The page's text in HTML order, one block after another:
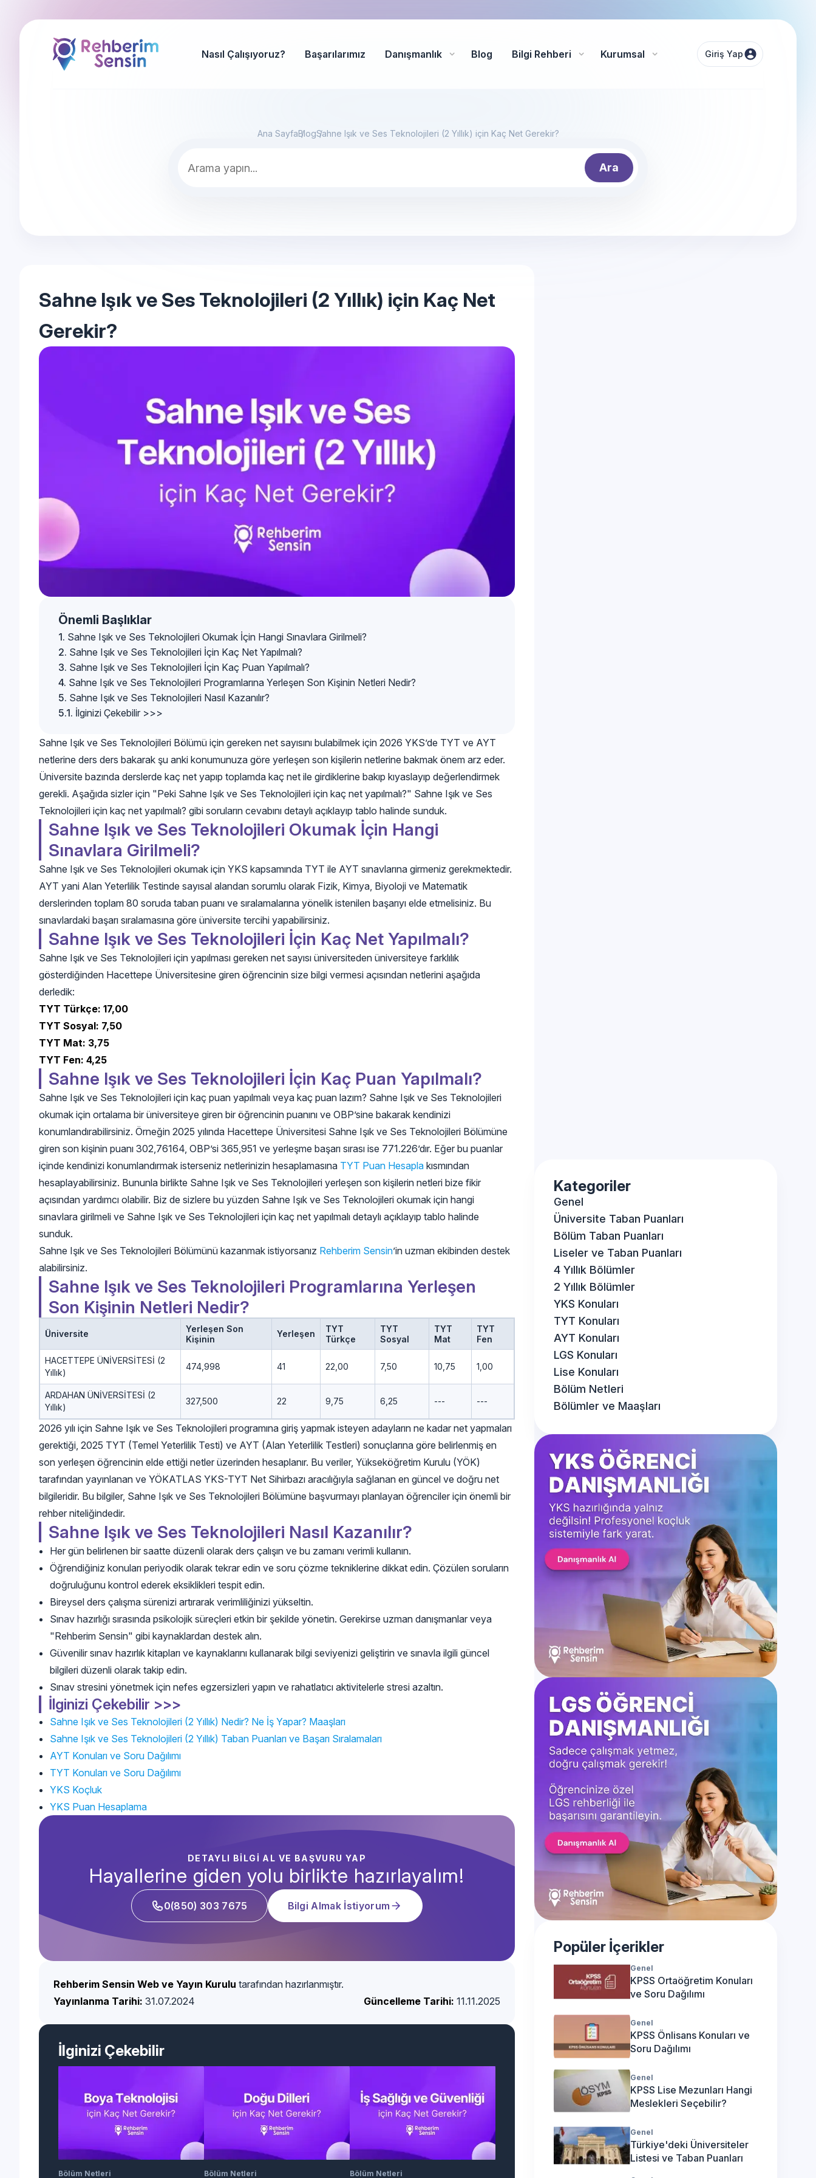
Nasıl Çalışıyoruz? Başarılarımız Danışmanlık Blog Bilgi Rehberi Kurumsal Giriş Yap
Ana SayfaBlogSahne Işık ve Ses Teknolojileri (2 Yıllık) için Kaç Net Gerekir?
Ara
Sahne Işık ve Ses Teknolojileri (2 Yıllık) için Kaç Net
Gerekir?
Önemli Başlıklar
Sahne Işık ve Ses Teknolojileri Okumak İçin Hangi Sınavlara Girilmeli?
Sahne Işık ve Ses Teknolojileri İçin Kaç Net Yapılmalı?
Sahne Işık ve Ses Teknolojileri İçin Kaç Puan Yapılmalı?
Sahne Işık ve Ses Teknolojileri Programlarına Yerleşen Son Kişinin Netleri Nedir?
Sahne Işık ve Ses Teknolojileri Nasıl Kazanılır?
İlginizi Çekebilir >>>
Sahne Işık ve Ses Teknolojileri Bölümü için gereken net sayısını bulabilmek için 2026 YKS’de TYT ve AYT
netlerine ders ders bakarak şu anki konumunuza göre yerleşen son kişilerin netlerine bakmak önem arz eder.
Üniversite bazında derslerde kaç net yapıp toplamda kaç net ile girdiklerine bakıp kıyaslayıp değerlendirmek
gerekli. Aşağıda sizler için "Peki Sahne Işık ve Ses Teknolojileri için kaç net yapılmalı?" Sahne Işık ve Ses
Teknolojileri için kaç net yapılmalı? gibi soruların cevabını detaylı açıklayıp tablo halinde sunduk.
Sahne Işık ve Ses Teknolojileri Okumak İçin Hangi
Sınavlara Girilmeli?
Sahne Işık ve Ses Teknolojileri okumak için YKS kapsamında TYT ile AYT sınavlarına girmeniz gerekmektedir.
AYT yani Alan Yeterlilik Testinde sayısal alandan sorumlu olarak Fizik, Kimya, Biyoloji ve Matematik
derslerinden toplam 80 soruda taban puanı ve sıralamalarına yönelik istenilen başarıyı elde etmelisiniz. Bu
sınavlardaki başarı sıralamasına göre üniversite tercihi yapabilirsiniz.
Sahne Işık ve Ses Teknolojileri İçin Kaç Net Yapılmalı?
Sahne Işık ve Ses Teknolojileri için yapılması gereken net sayısı üniversiteden üniversiteye farklılık
gösterdiğinden Hacettepe Üniversitesine giren öğrencinin size bilgi vermesi açısından netlerini aşağıda
derledik:
TYT Türkçe: 17,00
TYT Sosyal: 7,50
TYT Mat: 3,75
TYT Fen: 4,25
Sahne Işık ve Ses Teknolojileri İçin Kaç Puan Yapılmalı?
Sahne Işık ve Ses Teknolojileri için kaç puan yapılmalı veya kaç puan lazım? Sahne Işık ve Ses Teknolojileri
okumak için ortalama bir üniversiteye giren bir öğrencinin puanını ve OBP’sine bakarak kendinizi
konumlandırabilirsiniz. Örneğin 2025 yılında Hacettepe Üniversitesi Sahne Işık ve Ses Teknolojileri Bölümüne
giren son kişinin puanı 302,76164, OBP’si 365,951 ve yerleşme başarı sırası ise 771.226’dır. Eğer bu puanlar
içinde kendinizi konumlandırmak isterseniz netlerinizin hesaplamasına TYT Puan Hesapla kısmından
hesaplayabilirsiniz. Bununla birlikte Sahne Işık ve Ses Teknolojileri yerleşen son kişilerin netleri bize fikir
açısından yardımcı olabilir. Biz de sizlere bu yüzden Sahne Işık ve Ses Teknolojileri okumak için hangi
sınavlara girilmeli ve Sahne Işık ve Ses Teknolojileri için kaç net yapılmalı detaylı açıklayıp tablo halinde
sunduk.
Sahne Işık ve Ses Teknolojileri Bölümünü kazanmak istiyorsanız Rehberim Sensin’in uzman ekibinden destek
alabilirsiniz.
Sahne Işık ve Ses Teknolojileri Programlarına Yerleşen
Son Kişinin Netleri Nedir?
Üniversite
Yerleşen Son
Kişinin
Yerleşen
TYT
Türkçe
TYT
Sosyal
TYT
Mat
TYT
Fen
HACETTEPE ÜNİVERSİTESİ (2
Yıllık)
474,998 41 22,00 7,50 10,75 1,00
ARDAHAN ÜNİVERSİTESİ (2
Yıllık)
327,500 22 9,75 6,25 --- ---
2026 yılı için Sahne Işık ve Ses Teknolojileri programına giriş yapmak isteyen adayların ne kadar net yapmaları
gerektiği, 2025 TYT (Temel Yeterlilik Testi) ve AYT (Alan Yeterlilik Testleri) sonuçlarına göre belirlenmiş en
son yerleşen öğrencinin elde ettiği netler üzerinden hesaplanır. Bu veriler, Yükseköğretim Kurulu (YÖK)
tarafından yayınlanan ve YÖKATLAS YKS-TYT Net Sihirbazı aracılığıyla sağlanan en güncel ve doğru net
bilgileridir. Bu bilgiler, Sahne Işık ve Ses Teknolojileri Bölümüne başvurmayı planlayan öğrenciler için önemli bir
rehber niteliğindedir.
Sahne Işık ve Ses Teknolojileri Nasıl Kazanılır?
Her gün belirlenen bir saatte düzenli olarak ders çalışın ve bu zamanı verimli kullanın.
Öğrendiğiniz konuları periyodik olarak tekrar edin ve soru çözme tekniklerine dikkat edin. Çözülen soruların
doğruluğunu kontrol ederek eksiklikleri tespit edin.
Bireysel ders çalışma sürenizi artırarak verimliliğinizi yükseltin.
Sınav hazırlığı sırasında psikolojik süreçleri etkin bir şekilde yönetin. Gerekirse uzman danışmanlar veya
"Rehberim Sensin" gibi kaynaklardan destek alın.
Güvenilir sınav hazırlık kitapları ve kaynaklarını kullanarak bilgi seviyenizi geliştirin ve sınavla ilgili güncel
bilgileri düzenli olarak takip edin.
Sınav stresini yönetmek için nefes egzersizleri yapın ve rahatlatıcı aktivitelerle stresi azaltın.
İlginizi Çekebilir >>>
Sahne Işık ve Ses Teknolojileri (2 Yıllık) Nedir? Ne İş Yapar? Maaşları
Sahne Işık ve Ses Teknolojileri (2 Yıllık) Taban Puanları ve Başarı Sıralamaları
AYT Konuları ve Soru Dağılımı
TYT Konuları ve Soru Dağılımı
YKS Koçluk
YKS Puan Hesaplama
DETAYLI BİLGİ AL VE BAŞVURU YAP
Hayallerine giden yolu birlikte hazırlayalım!
0(850) 303 7675 Bilgi Almak İstiyorum
Rehberim Sensin Web ve Yayın Kurulu tarafından hazırlanmıştır.
Yayınlanma Tarihi: 31.07.2024 Güncelleme Tarihi: 11.11.2025
İlginizi Çekebilir
Bölüm Netleri Bölüm Netleri Bölüm Netleri
Kategoriler
Genel
Üniversite Taban Puanları
Bölüm Taban Puanları
Liseler ve Taban Puanları
4 Yıllık Bölümler
2 Yıllık Bölümler
YKS Konuları
TYT Konuları
AYT Konuları
LGS Konuları
Lise Konuları
Bölüm Netleri
Bölümler ve Maaşları
Popüler İçerikler
Genel
KPSS Ortaöğretim Konuları
ve Soru Dağılımı
Genel
KPSS Önlisans Konuları ve
Soru Dağılımı
Genel
KPSS Lise Mezunları Hangi
Meslekleri Seçebilir?
Genel
Türkiye'deki Üniversiteler
Listesi ve Taban Puanları